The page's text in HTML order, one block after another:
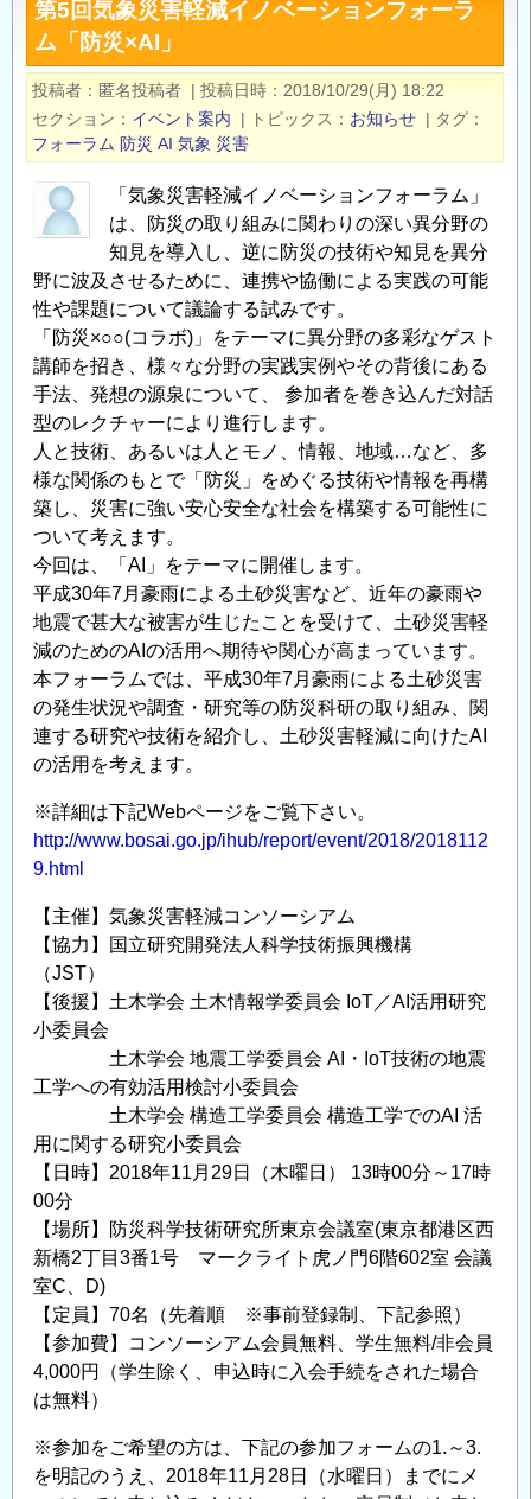
気
象
災
害
軽
減
イ
ノ
ー
シ
ョ
ン
フ
ォ
ー
ラ
ム
「防
災
×AI」
－
に
よ
る
象
災
害
軽
減
に
向
け
－
第5回気象災害軽減イノベーションフォーラ
ム「防災×AI」
投稿者 匿名投稿者 | 投稿日時
2018/10/29(月) 18:22
セクション
イベント案内 | トピックス お知らせ | タグ
フォーラム 防災 AI 気象 災害
「気象災害軽減イノベーションフォーラム」
は、防災の取り組みに関わりの深い異分野の
知見を導入し、逆に防災の技術や知見を異分
野に波及させるために、連携や協働による実践の可能
性や課題について議論する試みです。
「防災×○○(コラボ)」をテーマに異分野の多彩なゲスト
講師を招き、様々な分野の実践実例やその背後にある
手法、発想の源泉について、 参加者を巻き込んだ対話
型のレクチャーにより進行します。
人と技術、あるいは人とモノ、情報、地域…など、多
様な関係のもとで「防災」をめぐる技術や情報を再構
築し、災害に強い安心安全な社会を構築する可能性に
ついて考えます。
今回は、「AI」をテーマに開催します。
平成30年7月豪雨による土砂災害など、近年の豪雨や
地震で甚大な被害が生じたことを受けて、土砂災害軽
減のためのAIの活用へ期待や関心が高まっています。
本フォーラムでは、平成30年7月豪雨による土砂災害
の発生状況や調査・研究等の防災科研の取り組み、関
連する研究や技術を紹介し、土砂災害軽減に向けたAI
の活用を考えます。
※詳細は下記Webページをご覧下さい。
http://www.bosai.go.jp/ihub/report/event/2018/2018112
9.html
【主催】気象災害軽減コンソーシアム
【協力】国立研究開発法人科学技術振興機構
（JST）
【後援】土木学会 土木情報学委員会 IoT／AI活用研究
小委員会
土木学会 地震工学委員会 AI・IoT技術の地震
工学への有効活用検討小委員会
土木学会 構造工学委員会 構造工学でのAI 活
用に関する研究小委員会
【日時】2018年11月29日（木曜日） 13時00分～17時
00分
【場所】防災科学技術研究所東京会議室(東京都港区西
新橋2丁目3番1号 マークライト虎ノ門6階602室 会議
室C、D)
【定員】70名（先着順 ※事前登録制、下記参照）
【参加費】コンソーシアム会員無料、学生無料/非会員
4,000円（学生除く、申込時に入会手続をされた場合
は無料）
※参加をご希望の方は、下記の参加フォームの1.～3.
を明記のうえ、2018年11月28日（水曜日）までにメ